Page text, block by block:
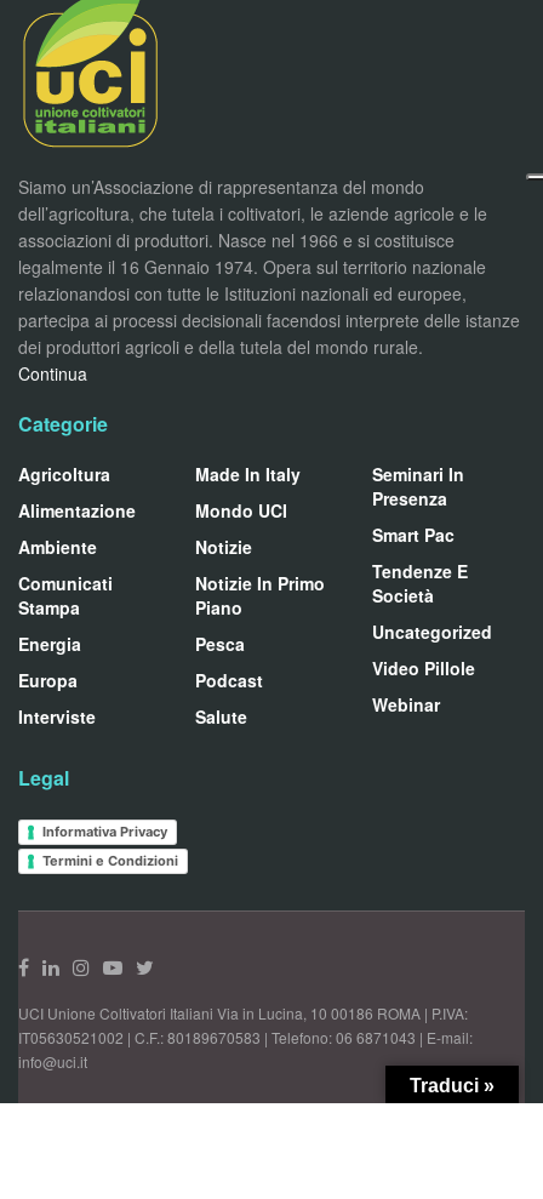
Siamo un’Associazione di rappresentanza del mondo
dell’agricoltura, che tutela i coltivatori, le aziende agricole e le
associazioni di produttori. Nasce nel 1966 e si costituisce
legalmente il 16 Gennaio 1974. Opera sul territorio nazionale
relazionandosi con tutte le Istituzioni nazionali ed europee,
partecipa ai processi decisionali facendosi interprete delle istanze
dei produttori agricoli e della tutela del mondo rurale.
Continua
Categorie
Agricoltura
Alimentazione
Ambiente
Comunicati
Stampa
Energia
Europa
Interviste
Made In Italy
Mondo UCI
Notizie
Notizie In Primo
Piano
Pesca
Podcast
Salute
Seminari In
Presenza
Smart Pac
Tendenze E
Società
Uncategorized
Video Pillole
Webinar
Legal
Informativa Privacy
Termini e Condizioni
UCI Unione Coltivatori Italiani Via in Lucina, 10 00186 ROMA | P.IVA:
IT05630521002 | C.F.: 80189670583 | Telefono: 06 6871043 | E-mail:
info@uci.it
Traduci »